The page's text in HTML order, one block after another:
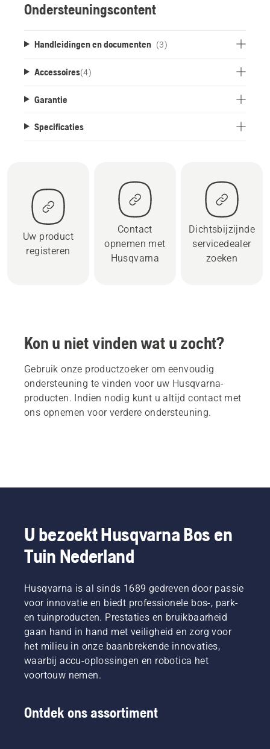
Ondersteuningscontent
Handleidingen en documenten (3)
Accessoires(4)
Garantie
Specificaties
Uw product
registeren
Contact
opnemen met
Husqvarna
Dichtsbijzijnde
servicedealer
zoeken
Kon u niet vinden wat u zocht?
Gebruik onze productzoeker om eenvoudig
ondersteuning te vinden voor uw Husqvarna-
producten. Indien nodig kunt u altijd contact met
ons opnemen voor verdere ondersteuning.
U bezoekt Husqvarna Bos en
Tuin Nederland
Husqvarna is al sinds 1689 gedreven door passie
voor innovatie en biedt professionele bos-, park-
en tuinproducten. Prestaties en bruikbaarheid
gaan hand in hand met veiligheid en zorg voor
het milieu in onze baanbrekende innovaties,
waarbij accu-oplossingen en robotica het
voortouw nemen.
Ontdek ons assortiment